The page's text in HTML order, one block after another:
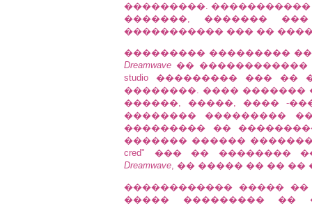
���������.
�������, �������
����������� ��� ��
��������� ���������
Dreamwave ��
studio ��������� ��� ��
��������. ����
������, �����, ���� -
�������� ���������
��������� ��
������� ������
cred" ��� �� ��������
Dreamwave, �� ����� �� �� ��
������������ �����
����� ��������� ��